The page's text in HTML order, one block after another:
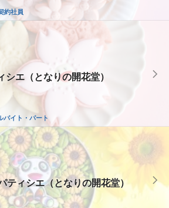
約社員
シエ（となりの開花堂）
バイト・パート
ティシエ（となりの開花堂）